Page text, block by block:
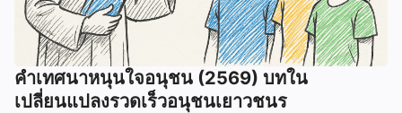
คำเทศนาหนุนใจอนุชน (2569) บทใน
เปลี่ยนแปลงรวดเร็วอนุชนเยาวชนร